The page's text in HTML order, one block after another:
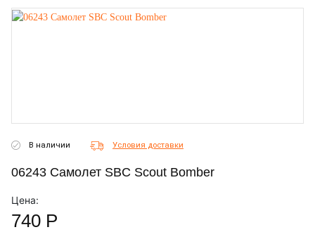
В наличии Условия доставки
06243 Самолет SBC Scout Bomber
Цена:
740 Р